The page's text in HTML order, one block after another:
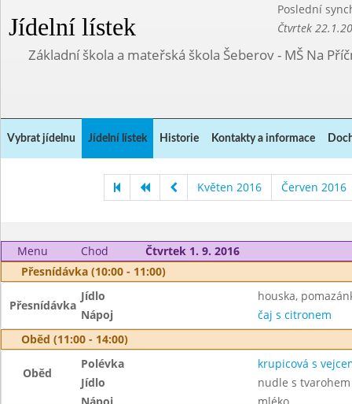
Jídelní lístek
Poslední
Čtvrtek
Základní škola a mateřská škola Šeberov - MŠ Na
Vybrat jídelnu Jídelní lístek Historie Kontakty a informace
Květen 2016 Červen 2016
Menu Chod
Čtvrtek 1. 9. 2016
Přesnídávka (10:00 - 11:00)
Přesnídávka
Jídlo
houska,
Nápoj
čaj s citronem
Oběd (11:00 - 14:00)
Oběd
Polévka
krupicová s
Jídlo
nudle s tvarohem